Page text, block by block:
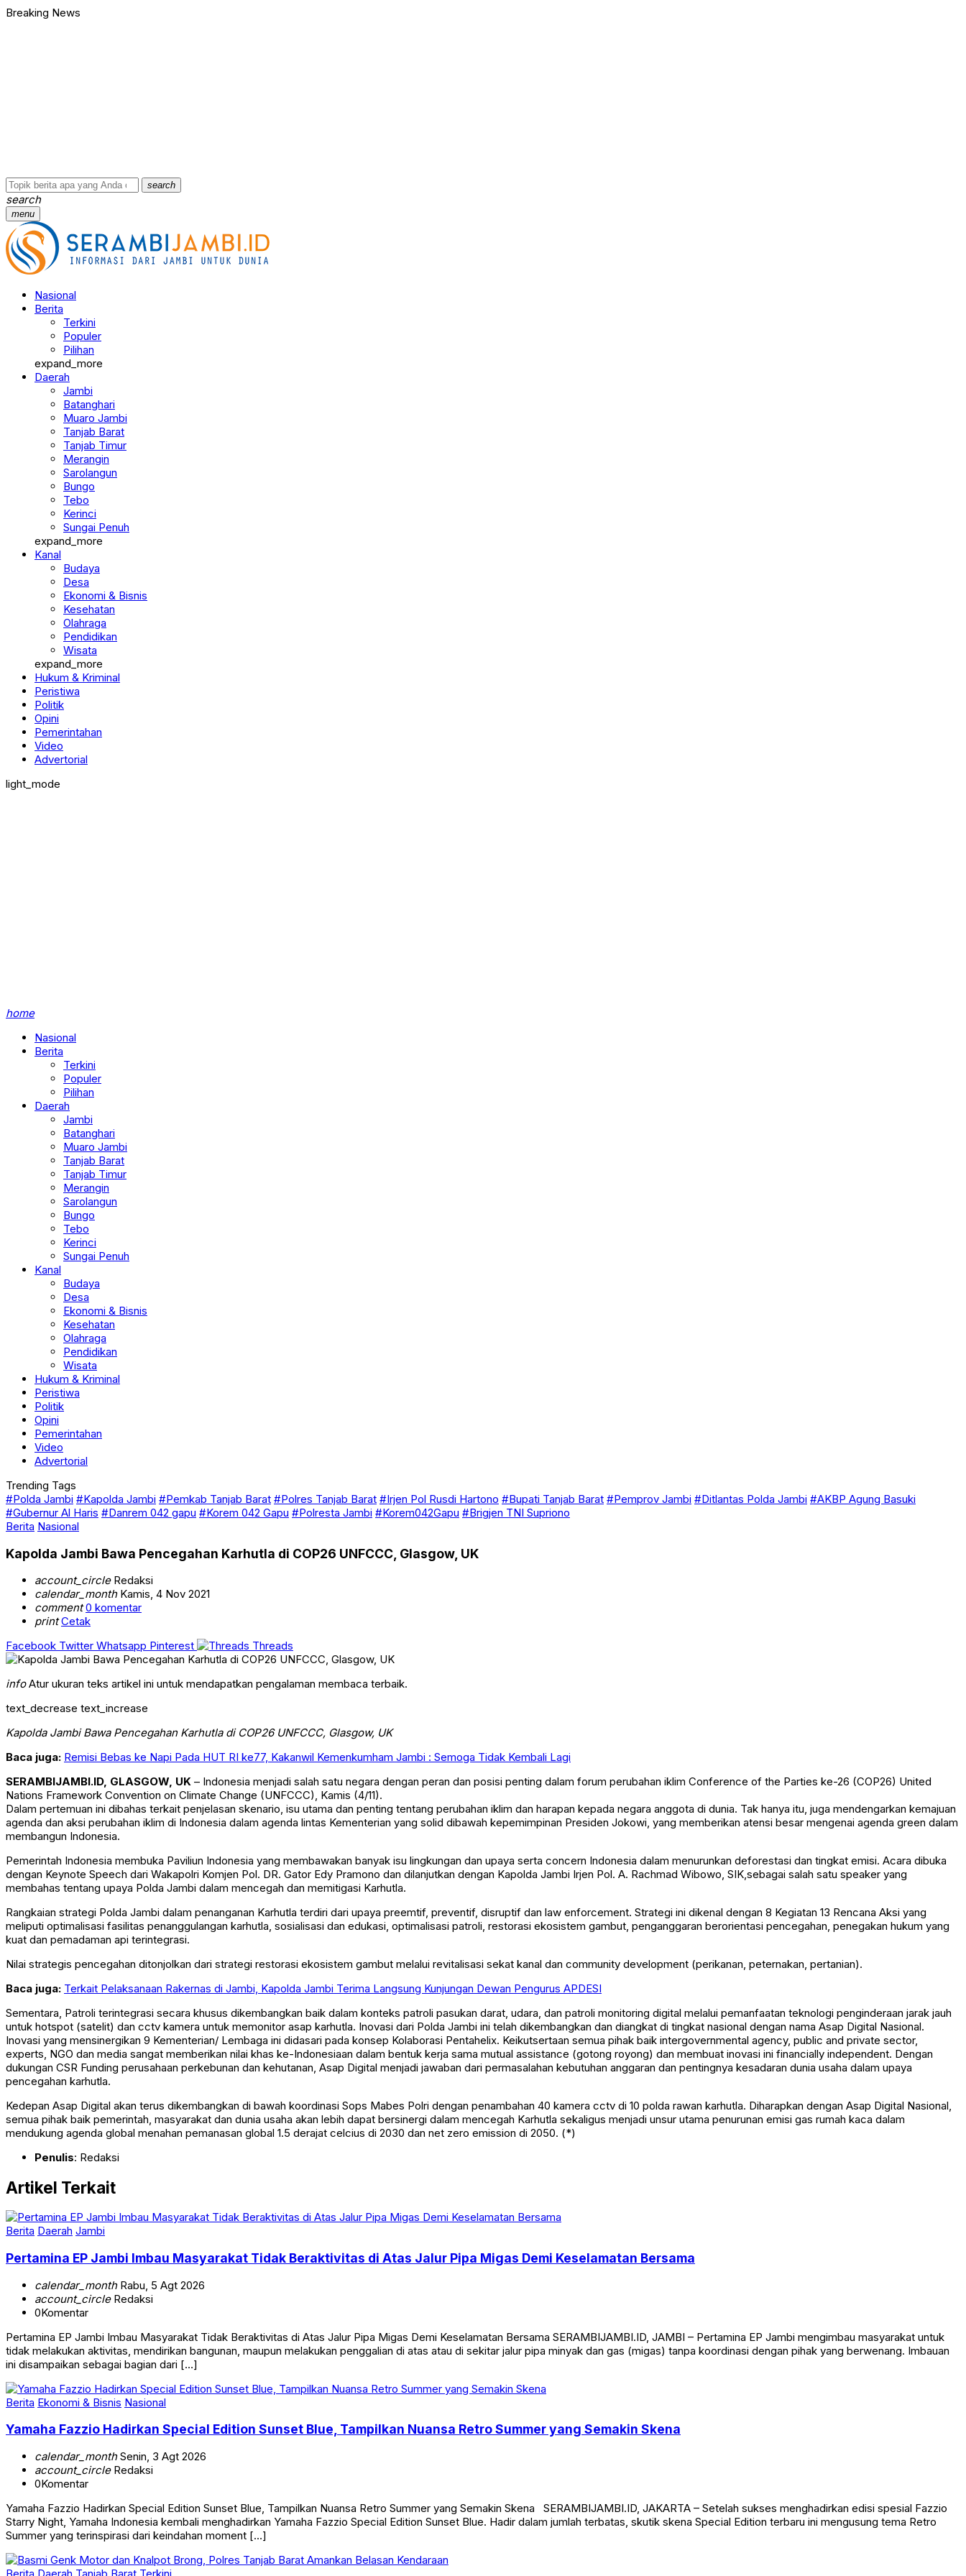
Breaking News
search
search
menu
Nasional
Berita
Terkini
Populer
Pilihan
expand_more
Daerah
Jambi
Batanghari
Muaro Jambi
Tanjab Barat
Tanjab Timur
Merangin
Sarolangun
Bungo
Tebo
Kerinci
Sungai Penuh
expand_more
Kanal
Budaya
Desa
Ekonomi & Bisnis
Kesehatan
Olahraga
Pendidikan
Wisata
expand_more
Hukum & Kriminal
Peristiwa
Politik
Opini
Pemerintahan
Video
Advertorial
light_mode
home
Nasional
Berita
Terkini
Populer
Pilihan
Daerah
Jambi
Batanghari
Muaro Jambi
Tanjab Barat
Tanjab Timur
Merangin
Sarolangun
Bungo
Tebo
Kerinci
Sungai Penuh
Kanal
Budaya
Desa
Ekonomi & Bisnis
Kesehatan
Olahraga
Pendidikan
Wisata
Hukum & Kriminal
Peristiwa
Politik
Opini
Pemerintahan
Video
Advertorial
Trending Tags
#Polda Jambi #Kapolda Jambi #Pemkab Tanjab Barat #Polres Tanjab Barat #Irjen Pol Rusdi Hartono #Bupati Tanjab Barat #Pemprov Jambi #Ditlantas Polda Jambi #AKBP Agung Basuki
#Gubernur Al Haris #Danrem 042 gapu #Korem 042 Gapu #Polresta Jambi #Korem042Gapu #Brigjen TNI Supriono
Berita Nasional
Kapolda Jambi Bawa Pencegahan Karhutla di COP26 UNFCCC, Glasgow, UK
account_circleRedaksi
calendar_monthKamis, 4 Nov 2021
comment 0 komentar
print Cetak
Facebook Twitter Whatsapp Pinterest Threads
infoAtur ukuran teks artikel ini untuk mendapatkan pengalaman membaca terbaik.
text_decrease text_increase
Kapolda Jambi Bawa Pencegahan Karhutla di COP26 UNFCCC, Glasgow, UK
Baca juga: Remisi Bebas ke Napi Pada HUT RI ke77, Kakanwil Kemenkumham Jambi : Semoga Tidak Kembali Lagi
SERAMBIJAMBI.ID, GLASGOW, UK – Indonesia menjadi salah satu negara dengan peran dan posisi penting dalam forum perubahan iklim Conference of the Parties ke-26 (COP26) United
Nations Framework Convention on Climate Change (UNFCCC), Kamis (4/11).
Dalam pertemuan ini dibahas terkait penjelasan skenario, isu utama dan penting tentang perubahan iklim dan harapan kepada negara anggota di dunia. Tak hanya itu, juga mendengarkan kemajuan
agenda dan aksi perubahan iklim di Indonesia dalam agenda lintas Kementerian yang solid dibawah kepemimpinan Presiden Jokowi, yang memberikan atensi besar mengenai agenda green dalam
membangun Indonesia.
Pemerintah Indonesia membuka Paviliun Indonesia yang membawakan banyak isu lingkungan dan upaya serta concern Indonesia dalam menurunkan deforestasi dan tingkat emisi. Acara dibuka
dengan Keynote Speech dari Wakapolri Komjen Pol. DR. Gator Edy Pramono dan dilanjutkan dengan Kapolda Jambi Irjen Pol. A. Rachmad Wibowo, SIK,sebagai salah satu speaker yang
membahas tentang upaya Polda Jambi dalam mencegah dan memitigasi Karhutla.
Rangkaian strategi Polda Jambi dalam penanganan Karhutla terdiri dari upaya preemtif, preventif, disruptif dan law enforcement. Strategi ini dikenal dengan 8 Kegiatan 13 Rencana Aksi yang
meliputi optimalisasi fasilitas penanggulangan karhutla, sosialisasi dan edukasi, optimalisasi patroli, restorasi ekosistem gambut, penganggaran berorientasi pencegahan, penegakan hukum yang
kuat dan pemadaman api terintegrasi.
Nilai strategis pencegahan ditonjolkan dari strategi restorasi ekosistem gambut melalui revitalisasi sekat kanal dan community development (perikanan, peternakan, pertanian).
Baca juga: Terkait Pelaksanaan Rakernas di Jambi, Kapolda Jambi Terima Langsung Kunjungan Dewan Pengurus APDESI
Sementara, Patroli terintegrasi secara khusus dikembangkan baik dalam konteks patroli pasukan darat, udara, dan patroli monitoring digital melalui pemanfaatan teknologi penginderaan jarak jauh
untuk hotspot (satelit) dan cctv kamera untuk memonitor asap karhutla. Inovasi dari Polda Jambi ini telah dikembangkan dan diangkat di tingkat nasional dengan nama Asap Digital Nasional.
Inovasi yang mensinergikan 9 Kementerian/ Lembaga ini didasari pada konsep Kolaborasi Pentahelix. Keikutsertaan semua pihak baik intergovernmental agency, public and private sector,
experts, NGO dan media sangat memberikan nilai khas ke-Indonesiaan dalam bentuk kerja sama mutual assistance (gotong royong) dan membuat inovasi ini financially independent. Dengan
dukungan CSR Funding perusahaan perkebunan dan kehutanan, Asap Digital menjadi jawaban dari permasalahan kebutuhan anggaran dan pentingnya kesadaran dunia usaha dalam upaya
pencegahan karhutla.
Kedepan Asap Digital akan terus dikembangkan di bawah koordinasi Sops Mabes Polri dengan penambahan 40 kamera cctv di 10 polda rawan karhutla. Diharapkan dengan Asap Digital Nasional,
semua pihak baik pemerintah, masyarakat dan dunia usaha akan lebih dapat bersinergi dalam mencegah Karhutla sekaligus menjadi unsur utama penurunan emisi gas rumah kaca dalam
mendukung agenda global menahan pemanasan global 1.5 derajat celcius di 2030 dan net zero emission di 2050. (*)
Penulis: Redaksi
Artikel Terkait
Berita Daerah Jambi
Pertamina EP Jambi Imbau Masyarakat Tidak Beraktivitas di Atas Jalur Pipa Migas Demi Keselamatan Bersama
calendar_monthRabu, 5 Agt 2026
account_circleRedaksi
0Komentar
Pertamina EP Jambi Imbau Masyarakat Tidak Beraktivitas di Atas Jalur Pipa Migas Demi Keselamatan Bersama SERAMBIJAMBI.ID, JAMBI – Pertamina EP Jambi mengimbau masyarakat untuk
tidak melakukan aktivitas, mendirikan bangunan, maupun melakukan penggalian di atas atau di sekitar jalur pipa minyak dan gas (migas) tanpa koordinasi dengan pihak yang berwenang. Imbauan
ini disampaikan sebagai bagian dari […]
Berita Ekonomi & Bisnis Nasional
Yamaha Fazzio Hadirkan Special Edition Sunset Blue, Tampilkan Nuansa Retro Summer yang Semakin Skena
calendar_monthSenin, 3 Agt 2026
account_circleRedaksi
0Komentar
Yamaha Fazzio Hadirkan Special Edition Sunset Blue, Tampilkan Nuansa Retro Summer yang Semakin Skena SERAMBIJAMBI.ID, JAKARTA – Setelah sukses menghadirkan edisi spesial Fazzio
Starry Night, Yamaha Indonesia kembali menghadirkan Yamaha Fazzio Special Edition Sunset Blue. Hadir dalam jumlah terbatas, skutik skena Special Edition terbaru ini mengusung tema Retro
Summer yang terinspirasi dari keindahan moment […]
Berita Daerah Tanjab Barat Terkini